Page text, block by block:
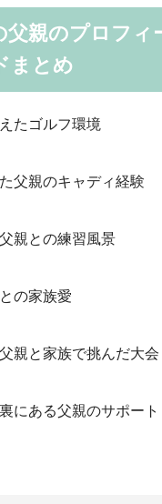
父親のプロフィ
まとめ
たゴルフ環境
父親のキャディ経験
親との練習風景
の家族愛
親と家族で挑んだ大会
にある父親のサポート